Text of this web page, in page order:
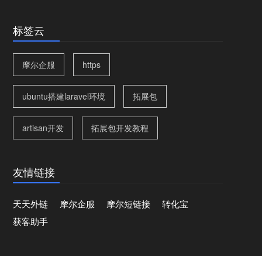
标签云
摩尔企服 https
ubuntu搭建laravel环境 拓展包
artisan开发 拓展包开发教程
友情链接
天天外链 摩尔企服 摩尔短链接
转化宝
获客助手